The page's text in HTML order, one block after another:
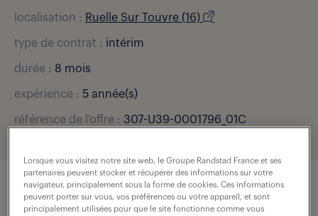
localisation : Ruelle Sur Touvre (16)
type de contrat : intérim
durée : 8 mois
expérience : 5 année(s)
référence de l'offre : 307-U39-0001796_01C
Lorsque vous visitez notre site web, le Groupe Randstad France et ses
partenaires peuvent stocker et récupérer des informations sur votre
navigateur, principalement sous la forme de cookies. Ces informations
peuvent porter sur vous, vos préférences ou votre appareil, et sont
principalement utilisées pour que le site fonctionne comme vous